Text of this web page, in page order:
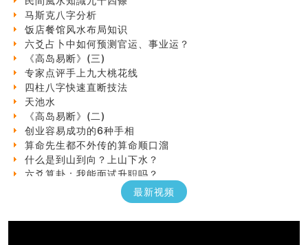
马斯克八字分析
饭店餐馆风水布局知识
六爻占卜中如何预测官运、事业运？
《高岛易断》(三)
专家点评手上九大桃花线
四柱八字快速直断技法
天池水
《高岛易断》(二)
创业容易成功的6种手相
算命先生都不外传的算命顺口溜
什么是到山到向？上山下水？
六爻算卦：我能面试升职吗？
朱德總司命造 (名⼈⼋字淺析九）
如何给企业起名才能提高影响力
最新视频